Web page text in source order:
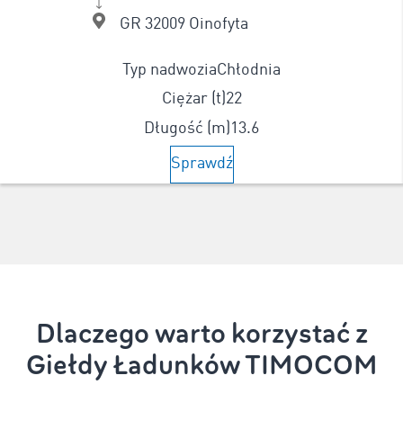
GR 32009 Oinofyta
Typ nadwoziaChłodnia
Ciężar (t)22
Długość (m) 13.6
Sprawdź
Dlaczego warto korzystać z
Giełdy Ładunków TIMOCOM